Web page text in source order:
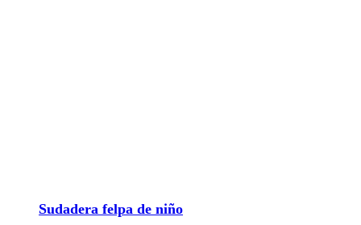
Sudadera felpa de niño